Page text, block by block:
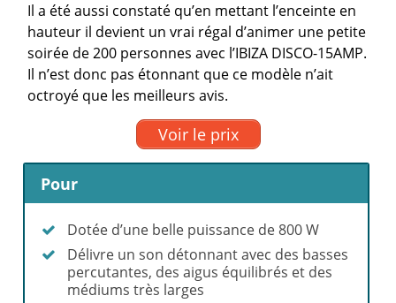
Il a été aussi constaté qu’en mettant l’enceinte en
hauteur il devient un vrai régal d’animer une petite
soirée de 200 personnes avec l’IBIZA DISCO-15AMP.
Il n’est donc pas étonnant que ce modèle n’ait
octroyé que les meilleurs avis.
Voir le prix
Pour
Dotée d’une belle puissance de 800 W
Délivre un son détonnant avec des basses
percutantes, des aigus équilibrés et des
médiums très larges